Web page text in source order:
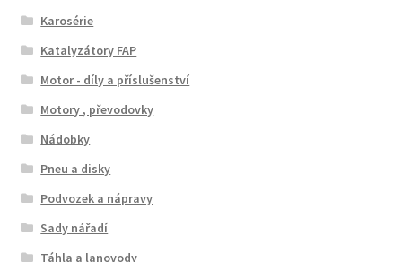
Karosérie
Katalyzátory FAP
Motor - díly a příslušenství
Motory , převodovky
Nádobky
Pneu a disky
Podvozek a nápravy
Sady nářadí
Táhla a lanovody